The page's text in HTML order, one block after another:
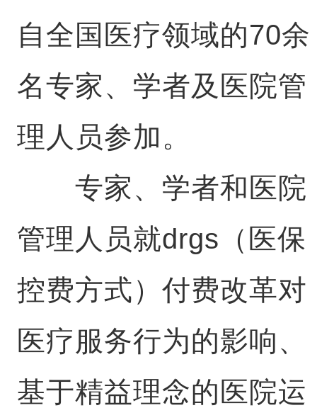
自全国医疗领域的70余
名专家、学者及医院管
理人员参加。
专家、学者和医院
管理人员就drgs（医保
控费方式）付费改革对
医疗服务行为的影响、
基于精益理念的医院运